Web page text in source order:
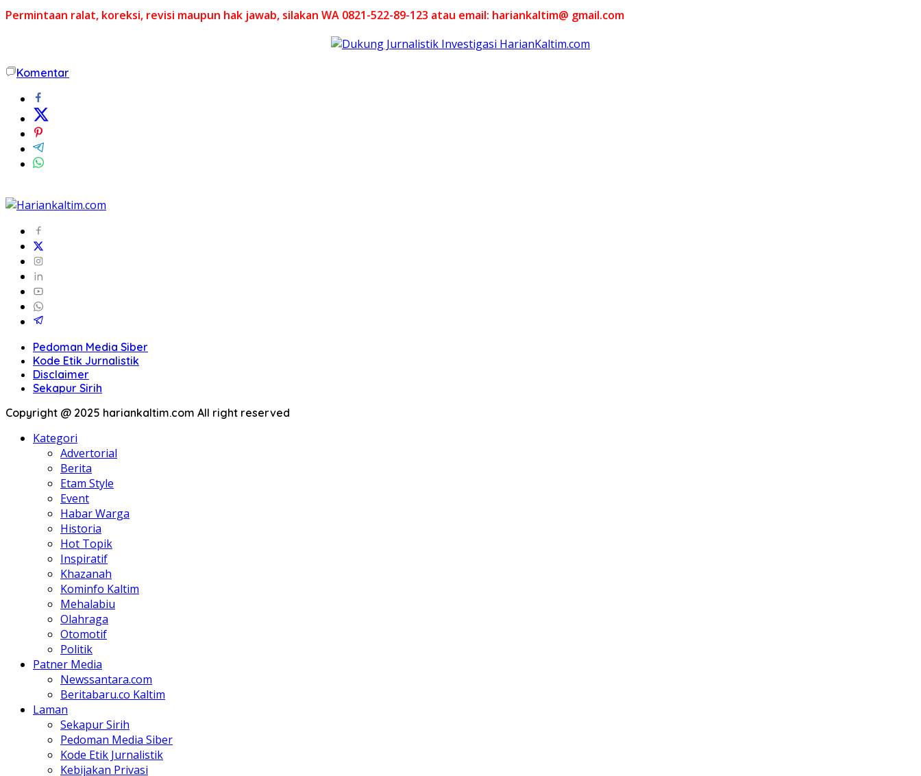
Permintaan ralat, koreksi, revisi maupun hak jawab, silakan WA 0821-522-89-123 atau email: hariankaltim@ gmail.com
Komentar
Pedoman Media Siber
Kode Etik Jurnalistik
Disclaimer
Sekapur Sirih
Copyright @ 2025 hariankaltim.com All right reserved
Kategori
Advertorial
Berita
Etam Style
Event
Habar Warga
Historia
Hot Topik
Inspiratif
Khazanah
Kominfo Kaltim
Mehalabiu
Olahraga
Otomotif
Politik
Patner Media
Newssantara.com
Beritabaru.co Kaltim
Laman
Sekapur Sirih
Pedoman Media Siber
Kode Etik Jurnalistik
Kebijakan Privasi